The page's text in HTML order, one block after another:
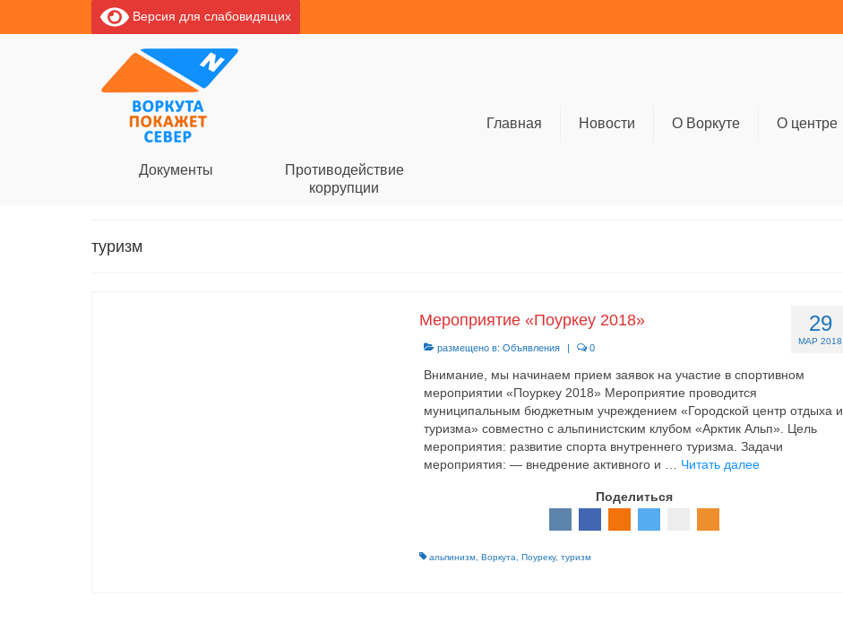
Версия для слабовидящих
Главная Новости О Воркуте О центре
Документы
Противодействие
коррупции
туризм
29
МАР 2018
Мероприятие «Поуркеу 2018»
размещено в: Объявления | 0
Внимание, мы начинаем прием заявок на участие в спортивном
мероприятии «Поуркеу 2018» Мероприятие проводится
муниципальным бюджетным учреждением «Городской центр отдыха и
туризма» совместно с альпинистским клубом «Арктик Альп». Цель
мероприятия: развитие спорта внутреннего туризма. Задачи
мероприятия: — внедрение активного и … Читать далее
Поделиться
альпинизм, Воркута Поуреку, туризм